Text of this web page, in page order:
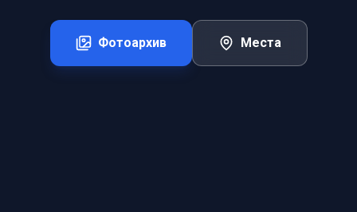
Фотоархив Места